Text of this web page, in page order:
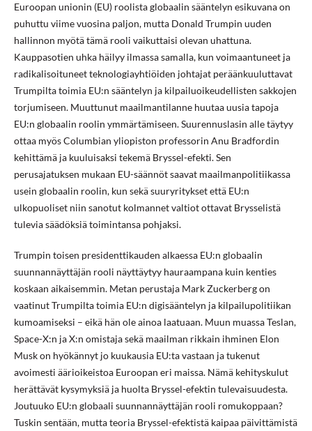
Euroopan unionin (EU) roolista globaalin sääntelyn esikuvana on
puhuttu viime vuosina paljon, mutta Donald Trumpin uuden
hallinnon myötä tämä rooli vaikuttaisi olevan uhattuna.
Kauppasotien uhka häilyy ilmassa samalla, kun voimaantuneet ja
radikalisoituneet teknologiayhtiöiden johtajat peräänkuuluttavat
Trumpilta toimia EU:n sääntelyn ja kilpailuoikeudellisten sakkojen
torjumiseen. Muuttunut maailmantilanne huutaa uusia tapoja
EU:n globaalin roolin ymmärtämiseen. Suurennuslasin alle täytyy
ottaa myös Columbian yliopiston professorin Anu Bradfordin
kehittämä ja kuuluisaksi tekemä Bryssel-efekti. Sen
perusajatuksen mukaan EU-säännöt saavat maailmanpolitiikassa
usein globaalin roolin, kun sekä suuryritykset että EU:n
ulkopuoliset niin sanotut kolmannet valtiot ottavat Brysselistä
tulevia säädöksiä toimintansa pohjaksi.
Trumpin toisen presidenttikauden alkaessa EU:n globaalin
suunnannäyttäjän rooli näyttäytyy hauraampana kuin kenties
koskaan aikaisemmin. Metan perustaja Mark Zuckerberg on
vaatinut Trumpilta toimia EU:n digisääntelyn ja kilpailupolitiikan
kumoamiseksi – eikä hän ole ainoa laatuaan. Muun muassa Teslan,
Space-X:n ja X:n omistaja sekä maailman rikkain ihminen Elon
Musk on hyökännyt jo kuukausia EU:ta vastaan ja tukenut
avoimesti äärioikeistoa Euroopan eri maissa. Nämä kehityskulut
herättävät kysymyksiä ja huolta Bryssel-efektin tulevaisuudesta.
Joutuuko EU:n globaali suunnannäyttäjän rooli romukoppaan?
Tuskin sentään, mutta teoria Bryssel-efektistä kaipaa päivittämistä